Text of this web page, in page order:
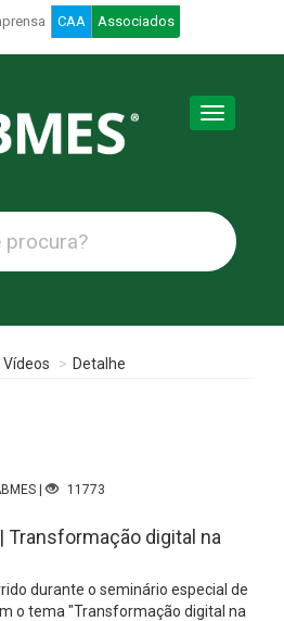
CAA Associados
Toggle
Vídeos Detalhe
| 11773
Transformação digital na
durante o seminário especial de
o tema "Transformação digital na